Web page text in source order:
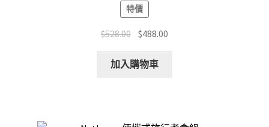
特價
$528.00 Original
was:
$488.00
加入購物車